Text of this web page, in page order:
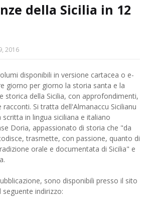
della Sicilia in 12
2016
disponibili in versione cartacea o e-
giorno per giorno la storia santa e la
storica della Sicilia, con approfondimenti,
Si tratta dell'Almanaccu Sicilianu
scritta in lingua siciliana e italiano
Doria, appassionato di storia che "da
trasmette, con passione, quanto di
orale e documentata di Sicilia" e
sono disponibili presso il sito
indirizzo: